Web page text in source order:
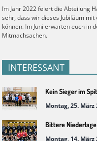
Im Jahr 2022 feiert die Abteilung
sehr, dass wir dieses Jubiläum
können. Im Juni erwarten euch in
Mitmachsachen.
INTERESSANT
Montag, 25. März
Bittere Niederlage
Montag, 14. März